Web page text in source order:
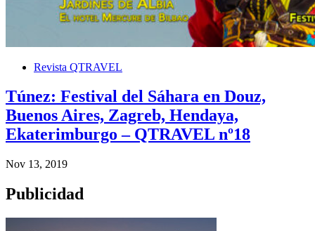
Revista QTRAVEL
Túnez: Festival del Sáhara en Douz,
Buenos Aires, Zagreb, Hendaya,
Ekaterimburgo – QTRAVEL nº18
Nov 13, 2019
Publicidad